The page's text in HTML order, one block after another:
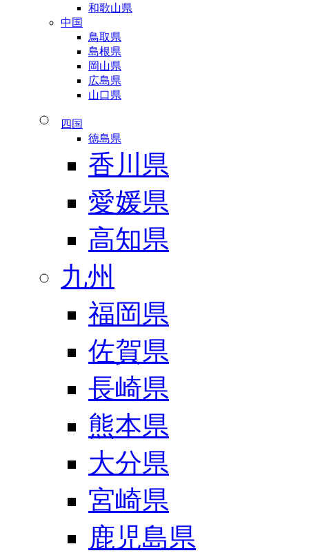
和歌山県
中国
鳥取県
島根県
岡山県
広島県
山口県
四国
徳島県
香川県
愛媛県
高知県
九州
福岡県
佐賀県
長崎県
熊本県
大分県
宮崎県
鹿児島県